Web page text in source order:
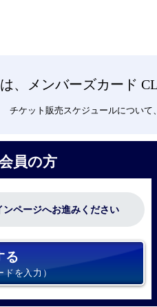
は、メンバーズカード
チケット販売スケジュールについて
員の方
ンページへお進みください
る
ドを入力）